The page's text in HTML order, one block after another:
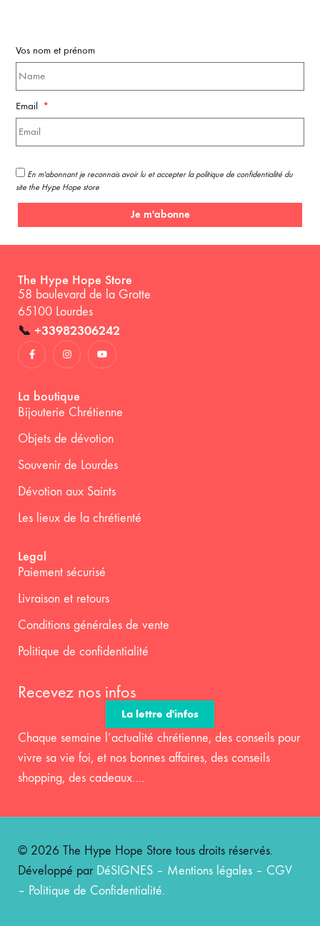
Vos nom et prénom
Email
En m'abonnant je reconnais avoir lu et accepter la politique de confidentialité du
site the Hype Hope store
Je m'abonne
The Hype Hope Store
58 boulevard de la Grotte
65100 Lourdes
📞 +33982306242
La boutique
Bijouterie Chrétienne
Objets de dévotion
Souvenir de Lourdes
Dévotion aux Saints
Les lieux de la chrétienté
Legal
Paiement sécurisé
Livraison et retours
Conditions générales de vente
Politique de confidentialité
Recevez nos infos
La lettre d'infos
Chaque semaine l’actualité chrétienne, des conseils pour
vivre sa vie foi, et nos bonnes affaires, des conseils
shopping, des cadeaux….
© 2026 The Hype Hope Store tous droits réservés.
Développé par DéSIGNES – Mentions légales – CGV
– Politique de Confidentialité.